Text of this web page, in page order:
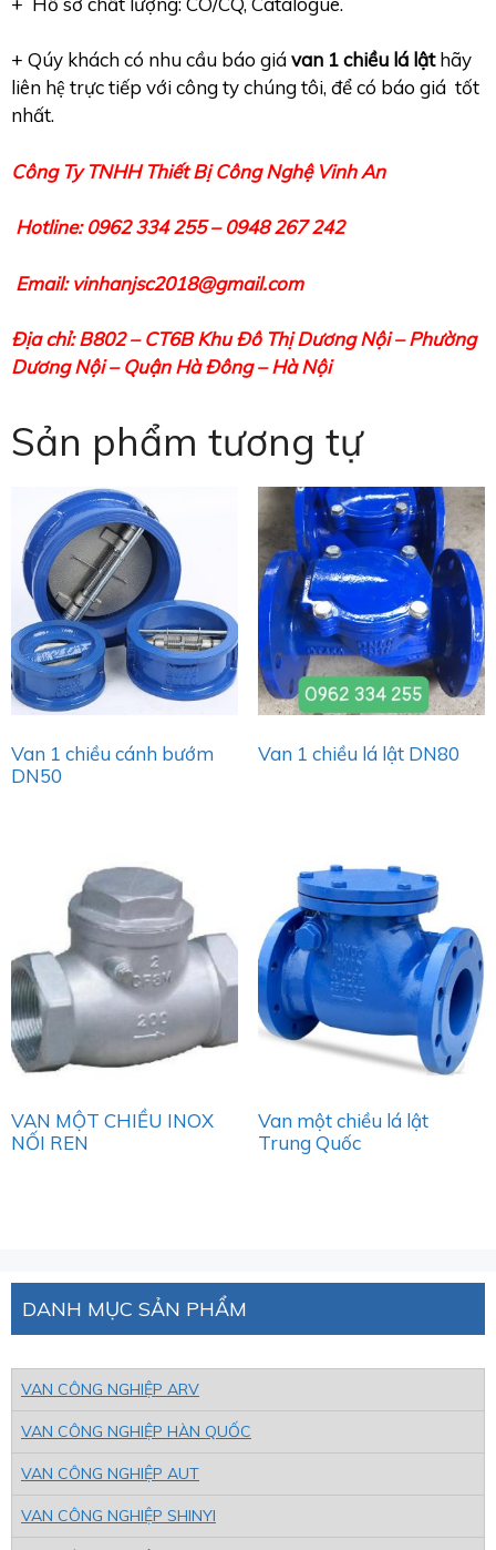
+ Qúy khách có nhu cầu báo giávan 1 chiều lá lậthãy
liên hệ trực tiếp với công ty chúng tôi, để có báo giá tốt
nhất.
Công Ty TNHH Thiết Bị Công Nghệ Vinh An
Hotline: 0962 334 255 – 0948 267 242
Email: vinhanjsc2018@gmail.com
Địa chỉ: B802 – CT6B Khu Đô Thị Dương Nội – Phường
Dương Nội – Quận Hà Đông – Hà Nội
Sản phẩm tương tự
Van 1 chiều cánh bướm
DN50
Van 1 chiều lá lật DN80
VAN MỘT CHIỀU INOX
NỐI REN
Van một chiều lá lật
Trung Quốc
DANH MỤC SẢN PHẨM
VAN CÔNG NGHIỆP ARV
VAN CÔNG NGHIỆP HÀN QUỐC
VAN CÔNG NGHIỆP AUT
VAN CÔNG NGHIỆP SHINYI